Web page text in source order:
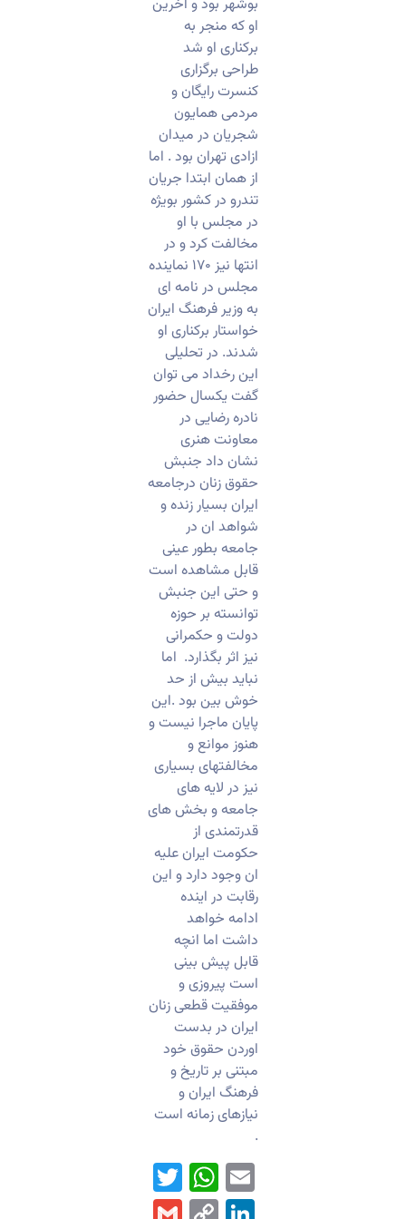
بوشهر بود و اخرین
او که منجر به
برکناری او شد
طراحی برگزاری
کنسرت رایگان و
مردمی همایون
شجریان در میدان
ازادی تهران بود . اما
از همان ابتدا جریان
تندرو در کشور بویژه
در مجلس با او
مخالفت کرد و در
انتها نیز ۱۷۰ نماینده
مجلس در نامه ای
به وزیر فرهنگ ایران
خواستار برکناری او
شدند. در تحلیلی
این رخداد می توان
گفت یکسال حضور
نادره رضایی در
معاونت هنری
نشان داد جنبش
حقوق زنان درجامعه
ایران بسیار زنده و
شواهد ان در
جامعه بطور عینی
قابل مشاهده است
و حتی این جنبش
توانسته بر حوزه
دولت و حکمرانی
نیز اثر بگذارد. اما
نباید بیش از حد
خوش بین بود .این
پایان ماجرا نیست و
هنوز موانع و
مخالفتهای بسیاری
نیز در لایه های
جامعه و بخش های
قدرتمندی از
حکومت ایران علیه
ان وجود دارد و این
رقابت در اینده
ادامه خواهد
داشت اما انچه
قابل پیش بینی
است پیروزی و
موفقیت قطعی زنان
ایران در بدست
اوردن حقوق خود
مبتنی بر تاریخ و
فرهنگ ایران و
نیازهای زمانه است
Email
WhatsApp
Twitter